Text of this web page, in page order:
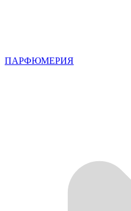
ПАРФЮМЕРИЯ